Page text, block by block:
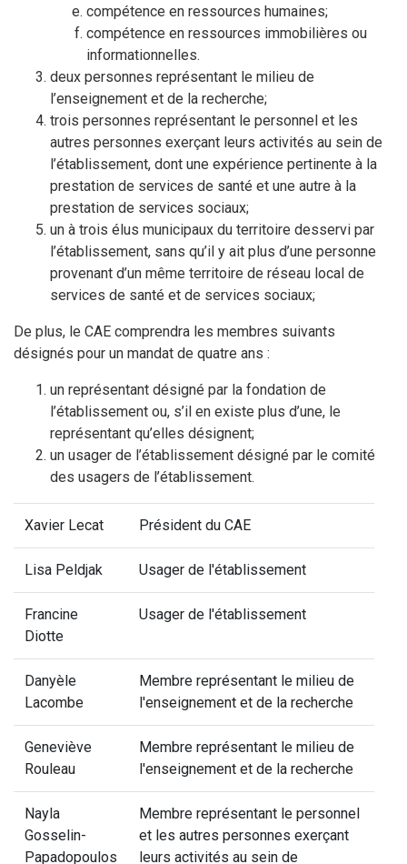
compétence en ressources humaines;
compétence en ressources immobilières ou
informationnelles.
deux personnes représentant le milieu de
l’enseignement et de la recherche;
trois personnes représentant le personnel et les
autres personnes exerçant leurs activités au sein de
l’établissement, dont une expérience pertinente à la
prestation de services de santé et une autre à la
prestation de services sociaux;
un à trois élus municipaux du territoire desservi par
l’établissement, sans qu’il y ait plus d’une personne
provenant d’un même territoire de réseau local de
services de santé et de services sociaux;
De plus, le CAE comprendra les membres suivants
désignés pour un mandat de quatre ans :
un représentant désigné par la fondation de
l’établissement ou, s’il en existe plus d’une, le
représentant qu’elles désignent;
un usager de l’établissement désigné par le comité
des usagers de l’établissement.
Xavier Lecat Président du CAE
Lisa Peldjak Usager de l'établissement
Francine
Diotte
Usager de l'établissement
Danyèle
Lacombe
Membre représentant le milieu de
l'enseignement et de la recherche
Geneviève
Rouleau
Membre représentant le milieu de
l'enseignement et de la recherche
Nayla
Gosselin-
Papadopoulos
Membre représentant le personnel
et les autres personnes exerçant
leurs activités au sein de